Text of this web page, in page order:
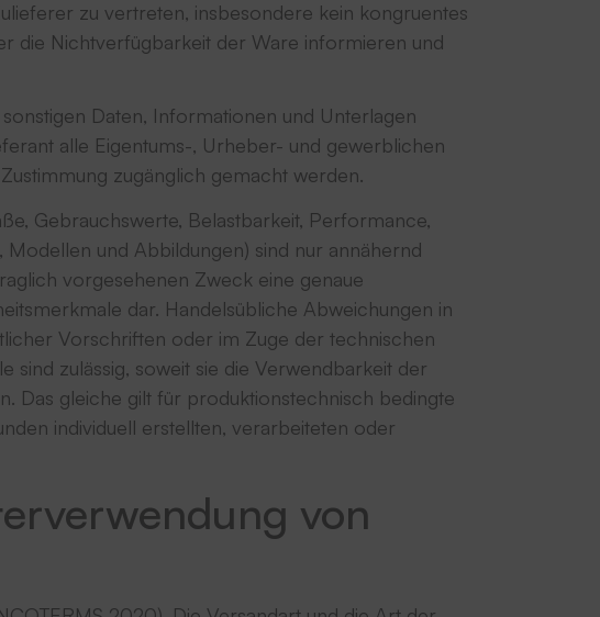
zu vertreten, insbesondere kein kongruentes
die Nichtverfügbarkeit der Ware informieren und
Daten, Informationen und Unterlagen
alle Eigentums-, Urheber- und gewerblichen
zugänglich gemacht werden.
Gebrauchswerte, Belastbarkeit, Performance,
und Abbildungen) sind nur annähernd
vorgesehenen Zweck eine genaue
dar. Handelsübliche Abweichungen in
Vorschriften oder im Zuge der technischen
sind zulässig, soweit sie die Verwendbarkeit der
Das gleiche gilt für produktionstechnisch bedingte
individuell erstellten, verarbeiteten oder
von